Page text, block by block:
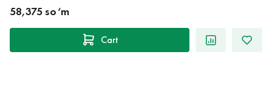
58,375 so‘m
Cart